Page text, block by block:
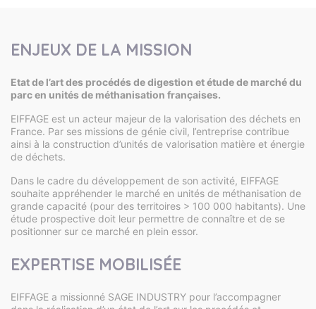
ENJEUX DE LA MISSION
Etat de l’art des procédés de digestion et étude de marché du
parc en unités de méthanisation françaises.
EIFFAGE est un acteur majeur de la valorisation des déchets en
France. Par ses missions de génie civil, l’entreprise contribue
ainsi à la construction d’unités de valorisation matière et énergie
de déchets.
Dans le cadre du développement de son activité, EIFFAGE
souhaite appréhender le marché en unités de méthanisation de
grande capacité (pour des territoires > 100 000 habitants). Une
étude prospective doit leur permettre de connaître et de se
positionner sur ce marché en plein essor.
EXPERTISE MOBILISÉE
EIFFAGE a missionné SAGE INDUSTRY pour l’accompagner